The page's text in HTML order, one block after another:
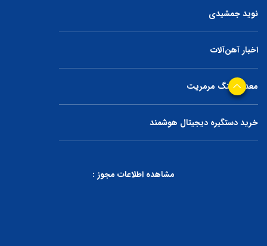
نوید جمشیدی
اخبار آهن‌آلات
معدن سنگ مرمریت
خرید دستگیره دیجیتال هوشمند
مشاهده اطلاعات مجوز :